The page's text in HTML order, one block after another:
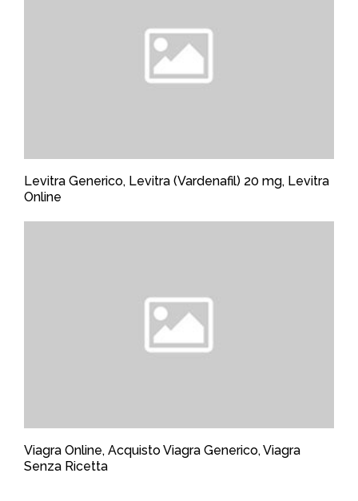
Levitra Generico, Levitra (Vardenafil) 20 mg, Levitra
Online
Viagra Online, Acquisto Viagra Generico, Viagra
Senza Ricetta